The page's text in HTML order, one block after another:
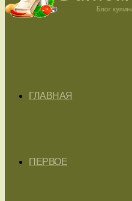
ГЛАВНАЯ
ПЕРВОЕ